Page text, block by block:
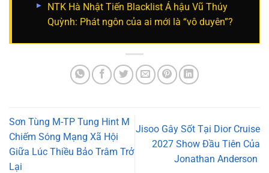
NTK Hà Nhật Tiến Blacklist Á hậu Vũ Thúy
Quỳnh: Phát ngôn của ai mới là “vô duyên”?
Sơn Tùng M-TP Tung Hint M
Chiếm Sóng Mạng Xã Hội
Giữa Lúc Thiều Bảo Trâm Trở
Lại
Jisoo Gây Sốt Tại Dior Cruise
2027 Show Đầu Tiên Của
Jonathan Anderson